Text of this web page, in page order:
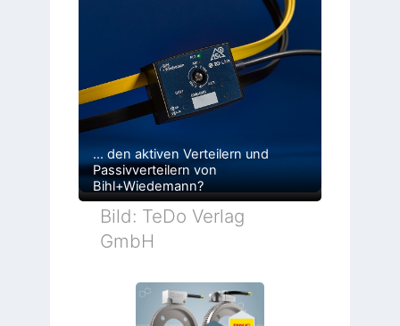
… den aktiven Verteilern und
Passivverteilern von
Bihl+Wiedemann?
Bild: TeDo Verlag
GmbH